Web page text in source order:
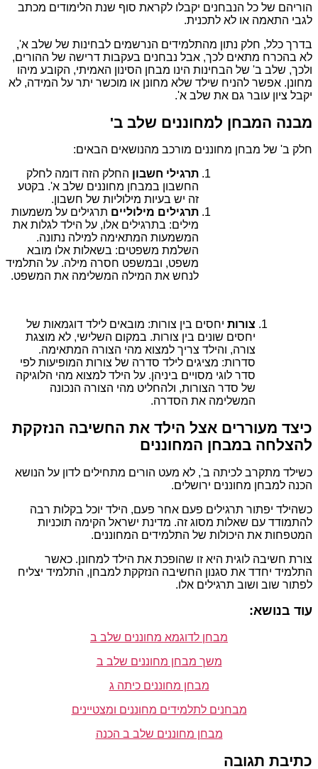
הוריהם של כל הנבחנים יקבלו לקראת סוף שנת הלימודים מכתב
לגבי התאמה או לא לתכנית.
בדרך כלל, חלק נתון מהתלמידים הנרשמים לבחינות של שלב א',
לא בהכרח מתאים לכך, אבל נבחנים בעקבות דרישה של ההורים,
ולכך, שלב ב' של הבחינות הינו מבחן הסינון האמיתי, הקובע מיהו
מחונן. אפשר להניח שילד שלא מחונן או מוכשר יתר על המידה, לא
יקבל ציון עובר גם את שלב א'.
מבנה המבחן למחוננים שלב ב'
חלק ב' של מבחן מחוננים מורכב מהנושאים הבאים:
תרגילי חשבון החלק הזה דומה לחלק
החשבון במבחן מחוננים שלב א'. בקטע
זה יש בעיות מילוליות של חשבון.
תרגילים מילוליים תרגילים על משמעות
מילים: בתרגילים אלו, על הילד לגלות את
המשמעות המתאימה למילה נתונה.
השלמת משפטים: בשאלות אלו מובא
משפט, ובמשפט חסרה מילה. על התלמיד
לנחש את המילה המשלימה את המשפט.
צורות יחסים בין צורות: מובאים לילד דוגמאות של
יחסים שונים בין צורות. במקום השלישי, לא מוצגת
צורה, והילד צריך למצוא מהי הצורה המתאימה.
סדרות: מציגים לילד סדרה של צורות המופיעות לפי
סדר לוגי מסויים ביניהן. על הילד למצוא מהי הלוגיקה
של סדר הצורות, ולהחליט מהי הצורה הנכונה
המשלימה את הסדרה.
כיצד מעוררים אצל הילד את החשיבה הנזקקת
להצלחה במבחן המחוננים
כשילד מתקרב לכיתה ב', לא מעט הורים מתחילים לדון על הנושא
הכנה למבחן מחוננים ירושלים.
כשהילד יפתור תרגילים פעם אחר פעם, הילד יוכל בקלות רבה
להתמודד עם שאלות מסוג זה. מדינת ישראל הקימה תוכניות
המטפחות את היכולות של התלמידים המחוננים.
צורת חשיבה לוגית היא זו שהופכת את הילד למחונן. כאשר
התלמיד יחדד את סגנון החשיבה הנזקקת למבחן, התלמיד יצליח
לפתור שוב ושוב תרגילים אלו.
עוד בנושא:
מבחן לדוגמא מחוננים שלב ב
משך מבחן מחוננים שלב ב
מבחן מחוננים כיתה ג
מבחנים לתלמידים מחוננים ומצטיינים
מבחן מחוננים שלב ב הכנה
כתיבת תגובה